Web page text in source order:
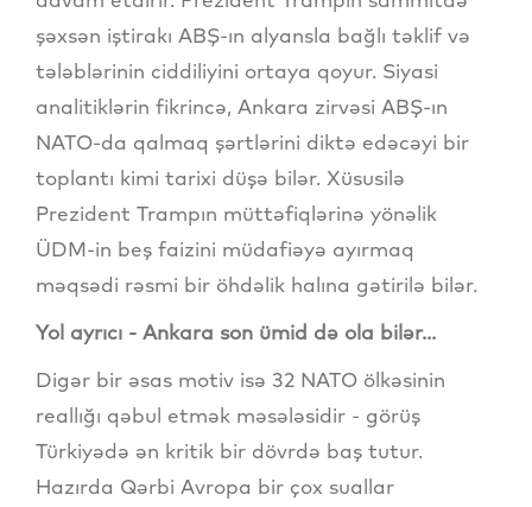
şəxsən iştirakı ABŞ-ın alyansla bağlı təklif və
tələblərinin ciddiliyini ortaya qoyur. Siyasi
analitiklərin fikrincə, Ankara zirvəsi ABŞ-ın
NATO-da qalmaq şərtlərini diktə edəcəyi bir
toplantı kimi tarixi düşə bilər. Xüsusilə
Prezident Trampın müttəfiqlərinə yönəlik
ÜDM-in beş faizini müdafiəyə ayırmaq
məqsədi rəsmi bir öhdəlik halına gətirilə bilər.
Yol ayrıcı - Ankara son ümid də ola bilər...
Digər bir əsas motiv isə 32 NATO ölkəsinin
reallığı qəbul etmək məsələsidir - görüş
Türkiyədə ən kritik bir dövrdə baş tutur.
Hazırda Qərbi Avropa bir çox suallar